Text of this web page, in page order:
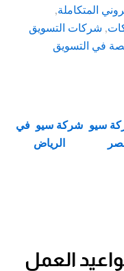
المتكاملة,
,شركات التسويق
التسويق
سيو شركة سيو في
الرياض
العمل